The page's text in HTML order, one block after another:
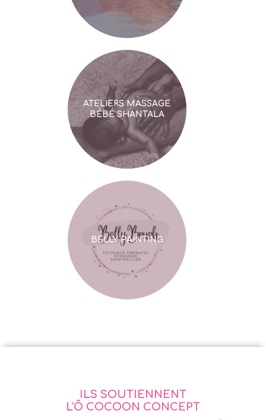
ATELIERS MASSAGE
BÉBÉ SHANTALA
BELLY PAINTING
ILS SOUTIENNENT
L'Ô COCOON CONCEPT